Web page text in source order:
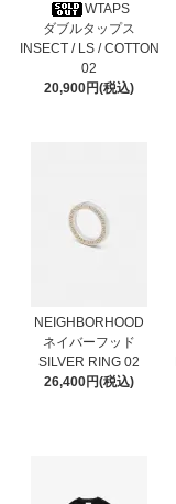
WTAPS
ダブルタップス
INSECT / LS / COTTON
02
20,900円(税込)
NEIGHBORHOOD
ネイバーフッド
SILVER RING 02
26,400円(税込)